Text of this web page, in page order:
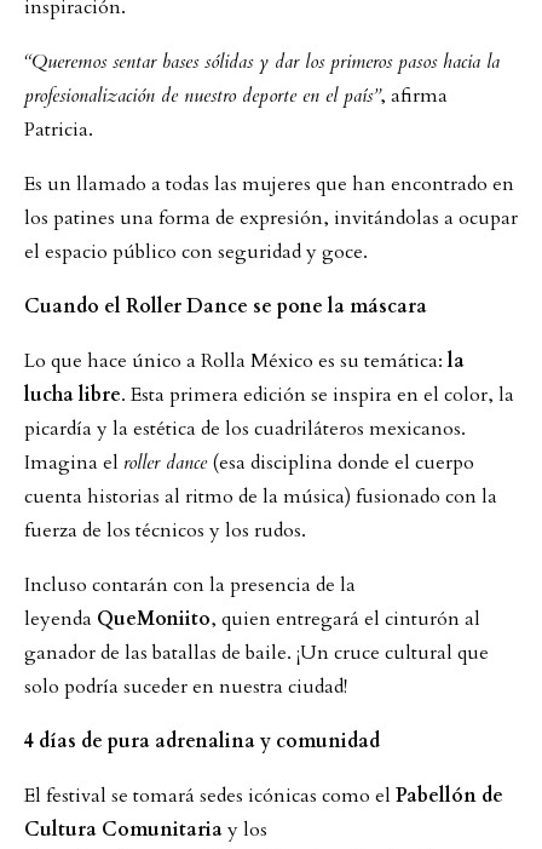
inspiración.
“Queremos sentar bases sólidas y dar los primeros pasos hacia la
profesionalización de nuestro deporte en el país”, afirma
Patricia.
Es un llamado a todas las mujeres que han encontrado en
los patines una forma de expresión, invitándolas a ocupar
el espacio público con seguridad y goce.
Cuando el Roller Dance se pone la máscara
Lo que hace único a Rolla México es su temática:la
lucha libre. Esta primera edición se inspira en el color, la
picardía y la estética de los cuadriláteros mexicanos.
Imagina el roller dance(esa disciplina donde el cuerpo
cuenta historias al ritmo de la música) fusionado con la
fuerza de los técnicos y los rudos.
Incluso contarán con la presencia de la
leyenda QueMoniito, quien entregará el cinturón al
ganador de las batallas de baile. ¡Un cruce cultural que
solo podría suceder en nuestra ciudad!
4 días de pura adrenalina y comunidad
El festival se tomará sedes icónicas como el Pabellón de
Cultura Comunitariay los